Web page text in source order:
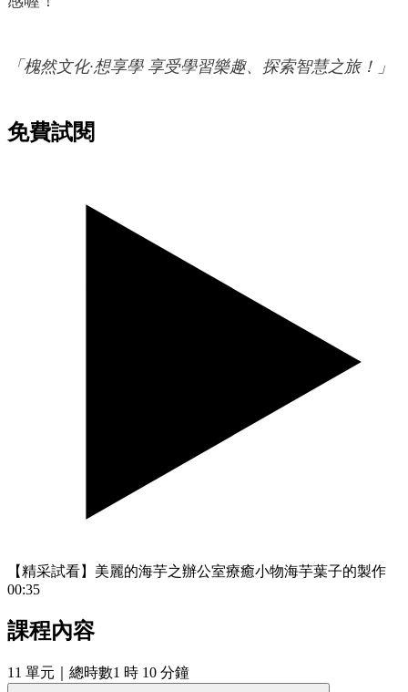
「槐然文化∙想享學 享受學習樂趣、探索智慧之旅！」
免費試閱
【精采試看】美麗的海芋之辦公室療癒小物海芋葉子的製作
00:35
課程內容
11 單元 ｜總時數1 時 10 分鐘